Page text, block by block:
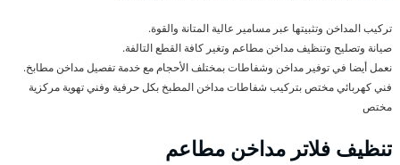
تركيب المداخن وتثبيتها عبر مسامير عالية المتانة والقوة.
صيانة وتصليح وتنظيف مداخن مطاعم وتغير كافة القطع التالفة.
نعمل أيضا في توفير مداخن وشفاطات بمختلف الأحجام مع خدمة تفصيل مداخن مطابخ.
فني كهربائي مختص بتركيب شفاطات مداخن المطبخ بكل حرفية وفني تهوية مركزية
مختص
تنظيف فلاتر مداخن مطاعم